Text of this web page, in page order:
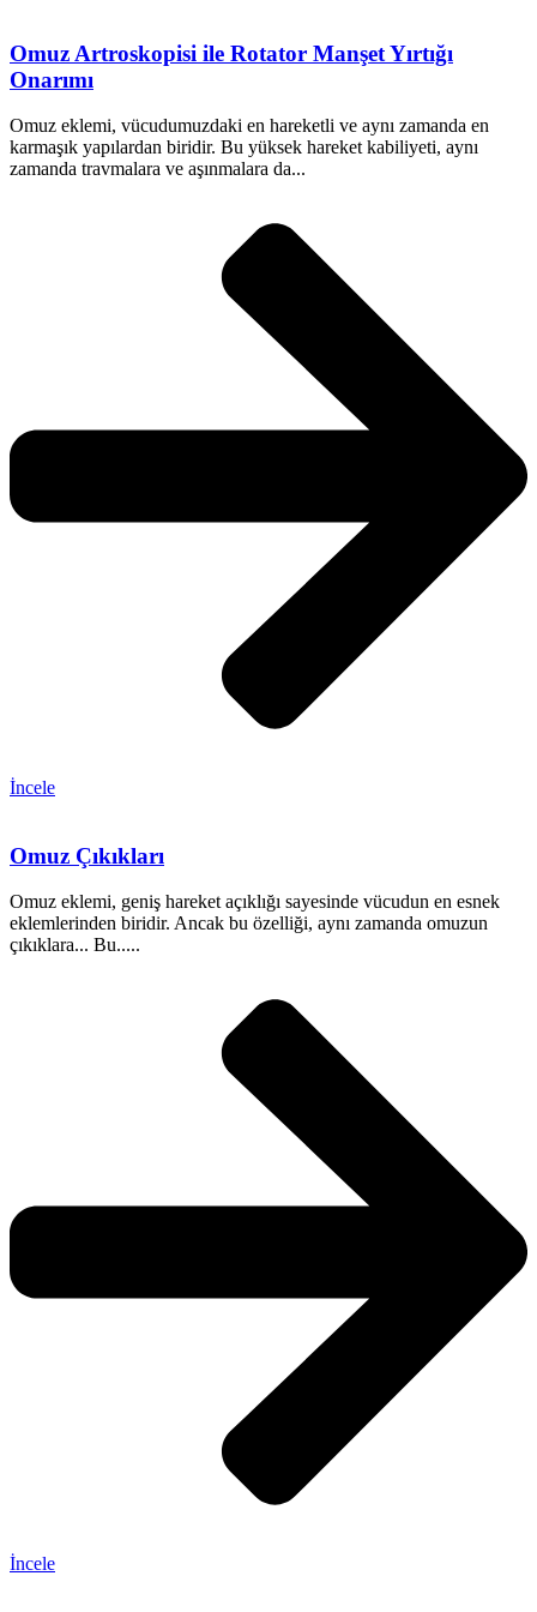
Omuz Artroskopisi ile Rotator Manşet Yırtığı
Onarımı
Omuz eklemi, vücudumuzdaki en hareketli ve aynı zamanda en
karmaşık yapılardan biridir. Bu yüksek hareket kabiliyeti, aynı
zamanda travmalara ve aşınmalara da...
İncele
Omuz Çıkıkları
Omuz eklemi, geniş hareket açıklığı sayesinde vücudun en esnek
eklemlerinden biridir. Ancak bu özelliği, aynı zamanda omuzun
çıkıklara... Bu.....
İncele